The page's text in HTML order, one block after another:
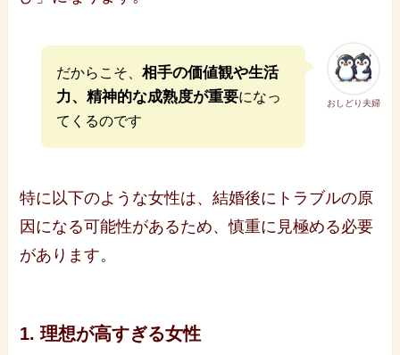
おしどり夫婦
だからこそ、相手の価値観や生活
力、精神的な成熟度が重要になっ
てくるのです
特に以下のような女性は、結婚後にトラブルの原
因になる可能性があるため、慎重に見極める必要
があります。
1. 理想が高すぎる女性